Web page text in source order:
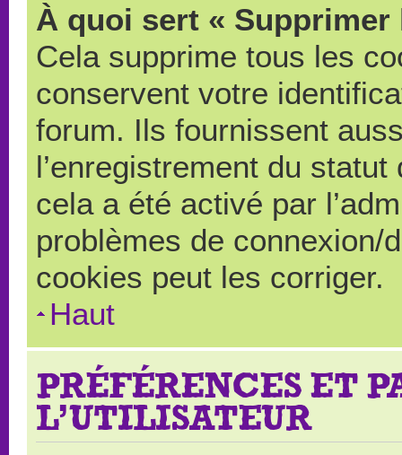
À quoi sert «
Cela supprime tous les
conservent votre
forum. Ils fournissent
l’enregistrement du
cela a été activé par
problèmes de connexion/
cookies peut les corriger.
Haut
PRÉFÉRENCES ET
L’UTILISATEUR